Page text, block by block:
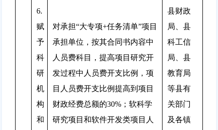
6.
赋
予
科
研
机
构
和
对承担“大专项+任务清单”项目
承担单位，按其合同书内容中
人员费科目，提高项目研究开
发过程中人员费开支比例，项
目人员费开支比例提高到项目
财政经费总额的30%；软科学
研究项目和软件开发类项目人
县财政
局、县
科工信
局、县
教育局
等县有
关部门
及各镇